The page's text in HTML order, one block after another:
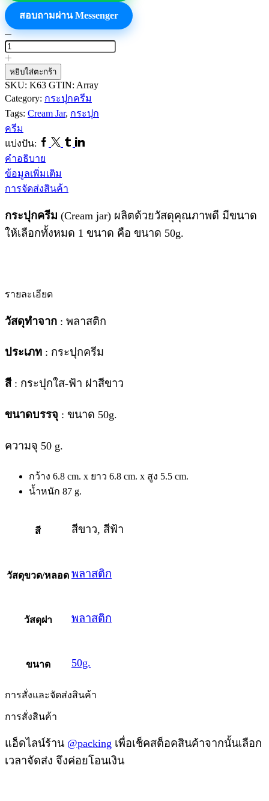
สอบถามผ่าน Messenger
จำนวน
กระปุก
ครีม
K63
หยิบใส่ตะกร้า
SKU: K63 GTIN: Array
Category: กระปุกครีม
Tags: Cream Jar, กระปุก
ครีม
แบ่งปัน: Facebook
Twitter
TumblrLinkedin
คำอธิบาย
ข้อมูลเพิ่มเติม
การจัดส่งสินค้า
กระปุกครีม (Cream jar) ผลิตด้วยวัสดุคุณภาพดี มีขนาด
ให้เลือกทั้งหมด 1 ขนาด คือ ขนาด 50g.
รายละเอียด
วัสดุทำจาก : พลาสติก
ประเภท : กระปุกครีม
สี: กระปุกใส-ฟ้า ฝาสีขาว
ขนาดบรรจุ : ขนาด 50g.
ความจุ 50 g.
กว้าง 6.8 cm. x ยาว 6.8 cm. x สูง 5.5 cm.
น้ำหนัก 87 g.
สี สีขาว, สีฟ้า
วัสดุขวด/หลอด พลาสติก
วัสดุฝา พลาสติก
ขนาด 50g.
การสั่งและจัดส่งสินค้า
การสั่งสินค้า
แอ็ดไลน์ร้าน @packing เพื่อเช็คสต็อคสินค้าจากนั้นเลือก
เวลาจัดส่ง จึงค่อยโอนเงิน